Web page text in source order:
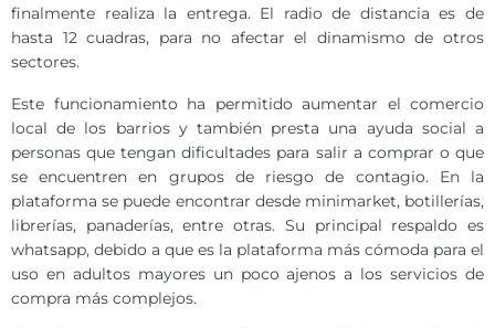
finalmente realiza la entrega. El radio de distancia es de
hasta 12 cuadras, para no afectar el dinamismo de otros
sectores.
Este funcionamiento ha permitido aumentar el comercio
local de los barrios y también presta una ayuda social a
personas que tengan dificultades para salir a comprar o que
se encuentren en grupos de riesgo de contagio. En la
plataforma se puede encontrar desde minimarket, botillerías,
librerías, panaderías, entre otras. Su principal respaldo es
whatsapp, debido a que es la plataforma más cómoda para el
uso en adultos mayores un poco ajenos a los servicios de
compra más complejos.